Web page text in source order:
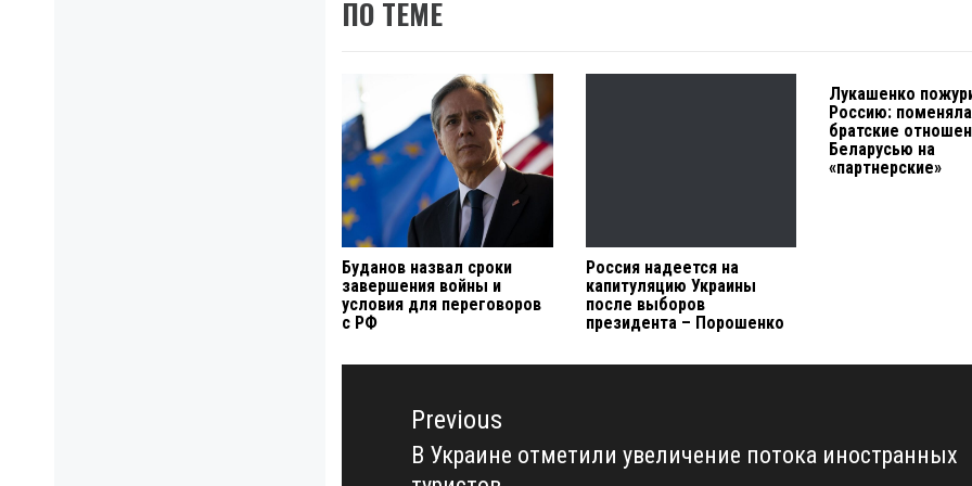
ПО ТЕМЕ
Буданов назвал сроки
завершения войны и
условия для переговоров
с РФ
Россия надеется на
капитуляцию Украины
после выборов
президента – Порошенко
Лукашенко
Россию: поменяла
братские
Беларусью на
«партнерские»
Навигация
записямPrevious
Previous
В Украине отметили увеличение потока иностранных